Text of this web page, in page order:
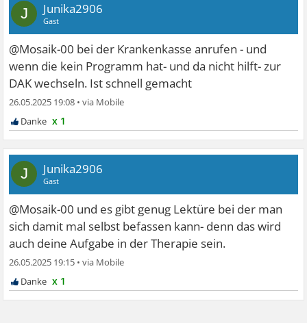
J Junika2906
Gast
@Mosaik-00 bei der Krankenkasse anrufen - und
wenn die kein Programm hat- und da nicht hilft- zur
DAK wechseln. Ist schnell gemacht
26.05.2025 19:08 •
x 1
J Junika2906
Gast
@Mosaik-00 und es gibt genug Lektüre bei der man
sich damit mal selbst befassen kann- denn das wird
auch deine Aufgabe in der Therapie sein.
26.05.2025 19:15 •
x 1